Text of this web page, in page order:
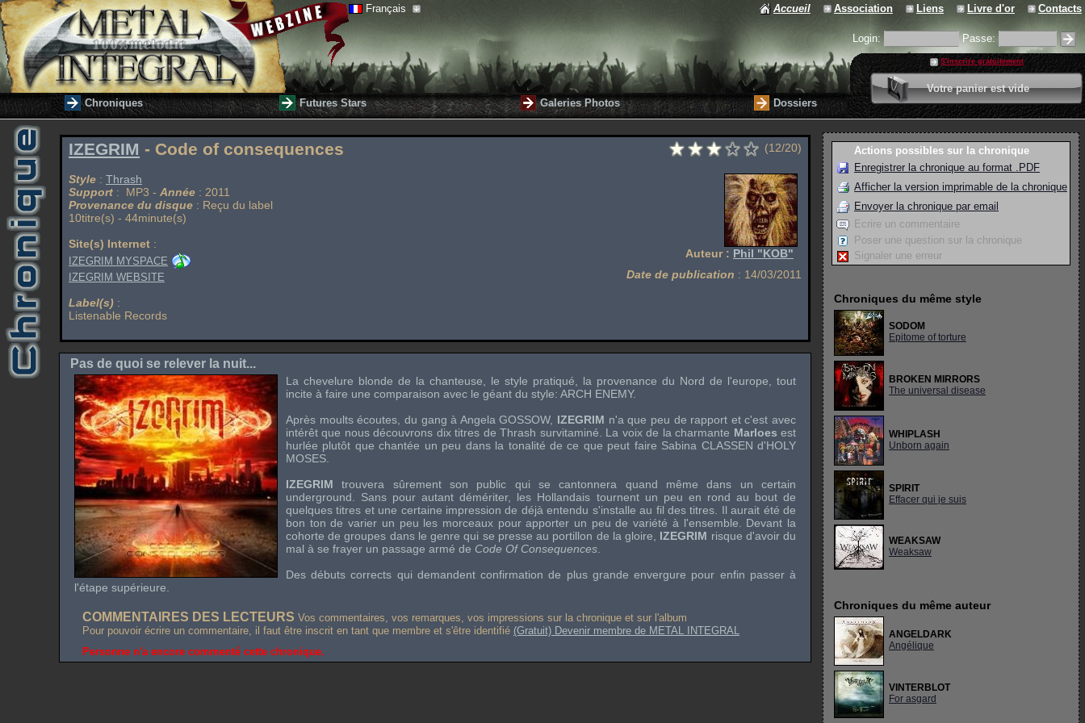
Français Accueil Association Liens Livre d'or Contacts
Login: Passe:
S'inscrire gratuitement
Votre panier est vide
0 article
Valider votre panier
Chroniques Futures Stars Galeries Photos Dossiers
IZEGRIM - Code of consequences
Style : Thrash
Support : MP3 - Année : 2011
Provenance du disque : Reçu du label
10titre(s) - 44minute(s)
Site(s) Internet :
IZEGRIM MYSPACE
IZEGRIM WEBSITE
Label(s) :
Listenable Records
(12/20)
Auteur : Phil "KOB"
Date de publication : 14/03/2011
Pas de quoi se relever la nuit...
La chevelure blonde de la chanteuse, le style pratiqué, la provenance du Nord de l'europe, tout
incite à faire une comparaison avec le géant du style: ARCH ENEMY.
Après moults écoutes, du gang à Angela GOSSOW, IZEGRIM n'a que peu de rapport et c'est avec
intérêt que nous découvrons dix titres de Thrash survitaminé. La voix de la charmante Marloes est
hurlée plutôt que chantée un peu dans la tonalité de ce que peut faire Sabina CLASSEN d'HOLY
MOSES
IZEGRIM trouvera sûrement son public qui se cantonnera quand même dans un certain
underground. Sans pour autant démériter, les Hollandais tournent un peu en rond au bout de
quelques titres et une certaine impression de déjà entendu s'installe au fil des titres. Il aurait été de
bon ton de varier un peu les morceaux pour apporter un peu de variété à l'ensemble. Devant la
cohorte de groupes dans le genre qui se presse au portillon de la gloire, IZEGRIM risque d'avoir du
mal à se frayer un passage armé de Code Of Consequences
Des débuts corrects qui demandent confirmation de plus grande envergure pour enfin passer à
l'étape supérieure.
COMMENTAIRES DES LECTEURS Vos commentaires, vos remarques, vos impressions sur la chronique et sur l'album
Pour pouvoir écrire un commentaire, il faut être inscrit en tant que membre et s'être identifié (Gratuit) Devenir membre de METAL INTEGRAL
Personne n'a encore commenté cette chronique.
Actions possibles sur la chronique
Enregistrer la chronique au format .PDF
Afficher la version imprimable de la chronique
Envoyer la chronique par email
Ecrire un commentaire
Poser une question sur la chronique
Signaler une erreur
Chroniques du même style
SODOM
Epitome of torture
BROKEN MIRRORS
The universal disease
WHIPLASH
Unborn again
SPIRIT
Effacer qui je suis
WEAKSAW
Weaksaw
Chroniques du même auteur
ANGELDARK
Angélique
VINTERBLOT
For asgard